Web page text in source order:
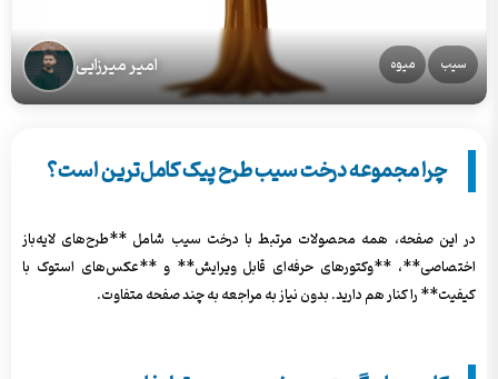
سیب میوه امیر میرزایی
چرا مجموعه درخت سیب طرح پیک کامل‌ترین است؟
در این صفحه، همه محصولات مرتبط با درخت سیب شامل **طرح‌های لایه‌باز
اختصاصی**، **وکتورهای حرفه‌ای قابل ویرایش** و **عکس‌های استوک با
کیفیت** را کنار هم دارید. بدون نیاز به مراجعه به چند صفحه متفاوت.